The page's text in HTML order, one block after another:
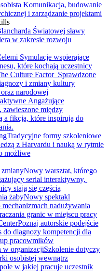
Komunikacja, budowanie
i zarządzanie projektami
Światowej sławy
w zakresie rozwoju
Symulacje wspierające
które kochają uczestnicy
Culture Factor Sprawdzone
i zmiany kultury
narodowej
Angażujące
zawieszone między
a fikcją, które inspirują do
Tradycyjne formy szkoleniowe
z Harvardu i nauką w rytmie
możliwe
Nowy warsztat, którego
serial interaktywny,
stają się częścią
żabyNowy spektakl
nadużywania
granic w miejscu pracy
Poznaj autorskie podejście
do diagnozy kompetencji dla
pracowmików
w organizacjiSzkolenie dotyczy
osobistej wewnątrz
w jakiej pracuje uczestnik